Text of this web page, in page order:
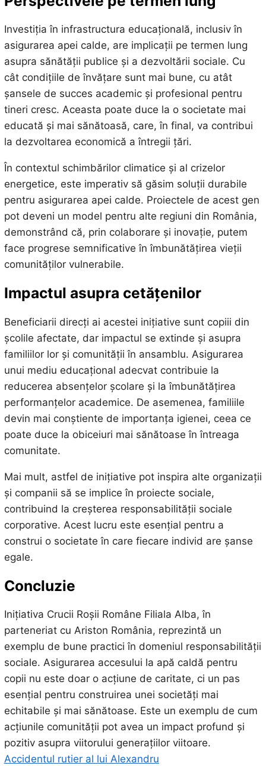
Investiția în infrastructura educațională, inclusiv în
asigurarea apei calde, are implicații pe termen lung
asupra sănătății publice și a dezvoltării sociale. Cu
cât condițiile de învățare sunt mai bune, cu atât
șansele de succes academic și profesional pentru
tineri cresc. Aceasta poate duce la o societate mai
educată și mai sănătoasă, care, în final, va contribui
la dezvoltarea economică a întregii țări.
În contextul schimbărilor climatice și al crizelor
energetice, este imperativ să găsim soluții durabile
pentru asigurarea apei calde. Proiectele de acest gen
pot deveni un model pentru alte regiuni din România,
demonstrând că, prin colaborare și inovație, putem
face progrese semnificative în îmbunătățirea vieții
comunităților vulnerabile.
Impactul asupra cetățenilor
Beneficiarii direcți ai acestei inițiative sunt copiii din
școlile afectate, dar impactul se extinde și asupra
familiilor lor și comunității în ansamblu. Asigurarea
unui mediu educațional adecvat contribuie la
reducerea absențelor școlare și la îmbunătățirea
performanțelor academice. De asemenea, familiile
devin mai conștiente de importanța igienei, ceea ce
poate duce la obiceiuri mai sănătoase în întreaga
comunitate.
Mai mult, astfel de inițiative pot inspira alte organizații
și companii să se implice în proiecte sociale,
contribuind la creșterea responsabilității sociale
corporative. Acest lucru este esențial pentru a
construi o societate în care fiecare individ are șanse
egale.
Concluzie
Inițiativa Crucii Roșii Române Filiala Alba, în
parteneriat cu Ariston România, reprezintă un
exemplu de bune practici în domeniul responsabilității
sociale. Asigurarea accesului la apă caldă pentru
copii nu este doar o acțiune de caritate, ci un pas
esențial pentru construirea unei societăți mai
echitabile și mai sănătoase. Este un exemplu de cum
acțiunile comunității pot avea un impact profund și
pozitiv asupra viitorului generațiilor viitoare.
Accidentul rutier al lui Alexandru